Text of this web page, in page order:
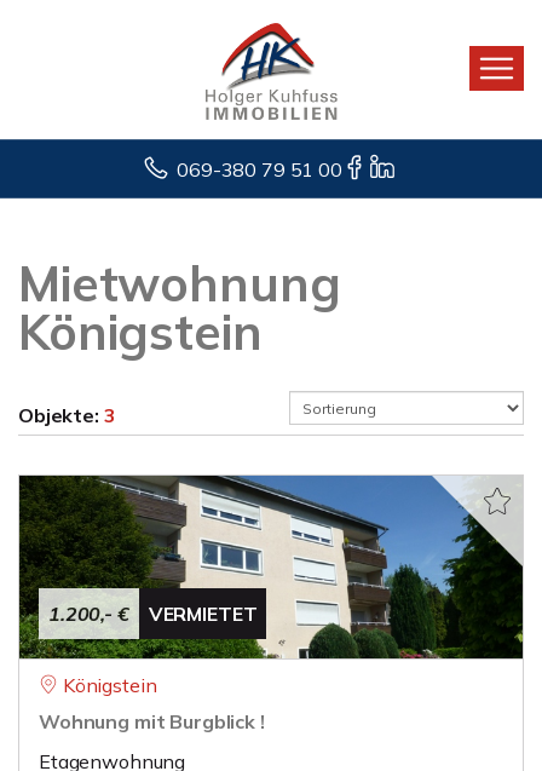
069-380 79 51 00
Mietwohnung
Königstein
Objekte: 3
1.200,- € VERMIETET
Königstein
Wohnung mit Burgblick !
Etagenwohnung